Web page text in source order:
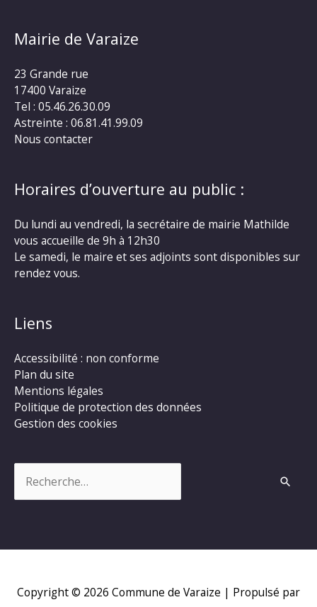
Mairie de Varaize
23 Grande rue
17400 Varaize
Tel : 05.46.26.30.09
Astreinte : 06.81.41.99.09
Nous contacter
Horaires d’ouverture au public :
Du lundi au vendredi, la secrétaire de mairie Mathilde
vous accueille de 9h à 12h30
Le samedi, le maire et ses adjoints sont disponibles sur
rendez vous.
Liens
Accessibilité : non conforme
Plan du site
Mentions légales
Politique de protection des données
Gestion des cookies
Copyright © 2026 Commune de Varaize | Propulsé par